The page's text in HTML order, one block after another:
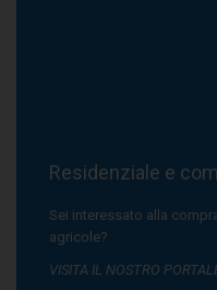
Residenziale e
Sei interessato alla
agricole?
VISITA IL NOSTRO